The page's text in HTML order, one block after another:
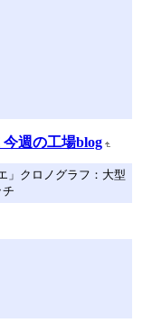
週の工場blog
」クロノグラフ：大型